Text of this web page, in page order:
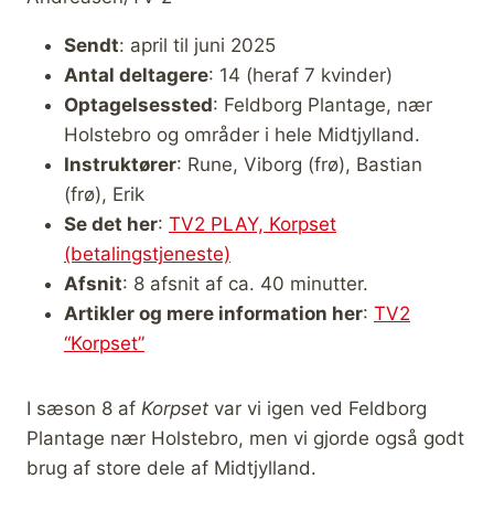
Sendt: april til juni 2025
Antal deltagere: 14 (heraf 7 kvinder)
Optagelsessted: Feldborg Plantage, nær
Holstebro og områder i hele Midtjylland.
Instruktører: Rune, Viborg (frø), Bastian
(frø), Erik
Se det her: TV2 PLAY, Korpset
(betalingstjeneste)
Afsnit: 8 afsnit af ca. 40 minutter.
Artikler og mere information her: TV2
“Korpset”
I sæson 8 af Korpset var vi igen ved Feldborg
Plantage nær Holstebro, men vi gjorde også godt
brug af store dele af Midtjylland.